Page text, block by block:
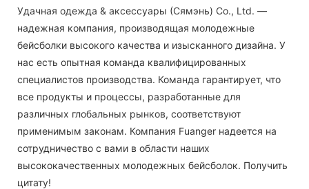
Удачная одежда & аксессуары (Сямэнь) Co., Ltd. —
надежная компания, производящая молодежные
бейсболки высокого качества и изысканного дизайна. У
нас есть опытная команда квалифицированных
специалистов производства. Команда гарантирует, что
все продукты и процессы, разработанные для
различных глобальных рынков, соответствуют
применимым законам. Компания Fuanger надеется на
сотрудничество с вами в области наших
высококачественных молодежных бейсболок. Получить
цитату!